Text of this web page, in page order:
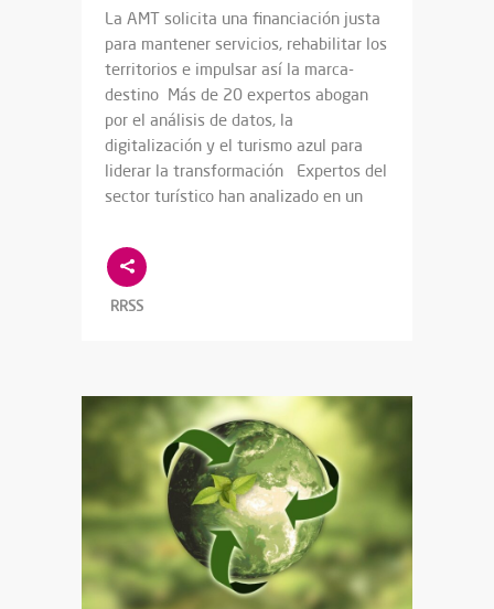
La AMT solicita una financiación justa
para mantener servicios, rehabilitar los
territorios e impulsar así la marca-
destino Más de 20 expertos abogan
por el análisis de datos, la
digitalización y el turismo azul para
liderar la transformación Expertos del
sector turístico han analizado en un
RRSS